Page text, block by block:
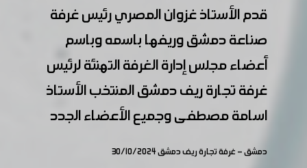
قدم الأستاذ غزوان المصري رئيس غرفة
صناعة دمشق وريفها باسمه وباسم
أعضاء مجلس إدارة الغرفة التهنئة لرئيس
غرفة تجارة ريف دمشق المنتخب الأستاذ
اسامة مصطفى وجميع الأعضاء الجدد
دمشق - غرفة تجارة ريف دمشق 30/10/2024